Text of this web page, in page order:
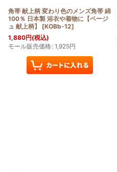
角帯 献上柄 変わり色のメンズ角帯 綿
100％ 日本製 浴衣や着物に【ベージ
ュ 献上柄】
[KOBb-12]
1,880円(税込)
モール販売価格: 1,925円